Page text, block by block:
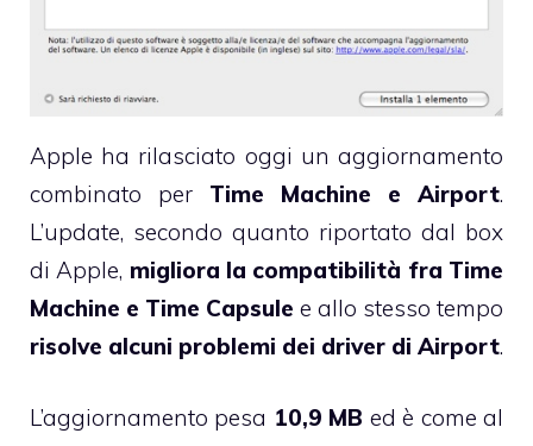
Apple ha rilasciato oggi un aggiornamento
combinato per Time Machine e Airport.
L’update, secondo quanto riportato dal box
di Apple, migliora la compatibilità fra Time
Machine e Time Capsule e allo stesso tempo
risolve alcuni problemi dei driver di Airport.
L’aggiornamento pesa 10,9 MB ed è come al